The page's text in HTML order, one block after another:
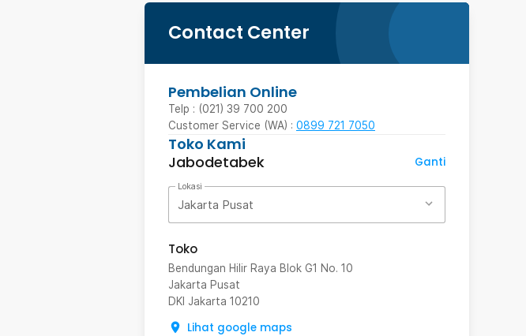
Contact Center
Pembelian Online
Telp : (021) 39 700 200
Customer Service (WA) : 0899 721 7050
Toko Kami
Jabodetabek
Ganti
Lokasi
Jakarta Pusat
Toko
Bendungan Hilir Raya Blok G1 No. 10
Jakarta Pusat
DKI Jakarta 10210
Lihat google maps